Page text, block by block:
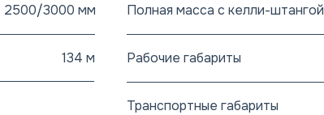
2500/3000 мм
134 м
Полная масса с келли-штангой
Рабочие габариты
Транспортные габариты